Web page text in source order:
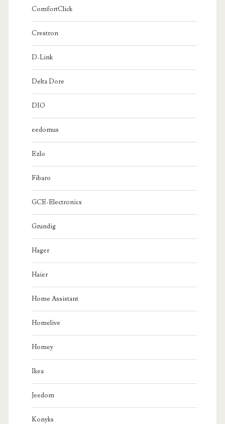
ComfortClick
Crestron
D-Link
Delta Dore
DIO
eedomus
Ezlo
Fibaro
GCE-Electronics
Grundig
Hager
Haier
Home Assistant
Homelive
Homey
Ikea
Jeedom
Konyks